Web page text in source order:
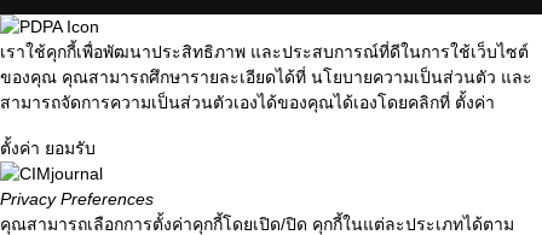
เราใช้คุกกี้เพื่อพัฒนาประสิทธิภาพ และประสบการณ์ที่ดีในการใช้เว็บไซต์
ของคุณ คุณสามารถศึกษารายละเอียดได้ที่ นโยบายความเป็นส่วนตัว และ
สามารถจัดการความเป็นส่วนตัวเองได้ของคุณได้เองโดยคลิกที่ ตั้งค่า
ตั้งค่า ยอมรับ
Privacy Preferences
คุณสามารถเลือกการตั้งค่าคุกกี้โดยเปิด/ปิด คุกกี้ในแต่ละประเภทได้ตาม